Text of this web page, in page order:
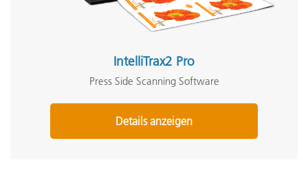
IntelliTrax2 Pro
Press Side Scanning Software
Details anzeigen